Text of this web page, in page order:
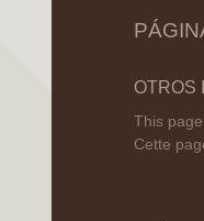
OTROS
This
Cette